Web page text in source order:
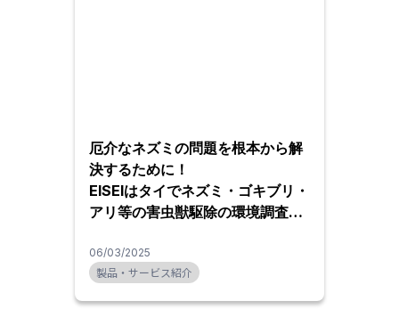
厄介なネズミの問題を根本から解
決するために！
EISEIはタイでネズミ・ゴキブリ・
アリ等の害虫獣駆除の環境調査か
す
06/03/2025
製品・サービス紹介